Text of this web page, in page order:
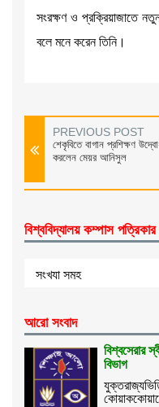
সংরক্ষণ ও প্রক্রিয়াজাতে
বলে মনে করেন তিনি।
PREVIOUS POST
শেকৃবিতে বাগান প্রশিক্ষণ
করলেন মেয়র আনিসুল
বিশ্ববিদ্যালয় কম্পাস
আরো সংবাদ
বিশ্বসেরার
বিভাগ